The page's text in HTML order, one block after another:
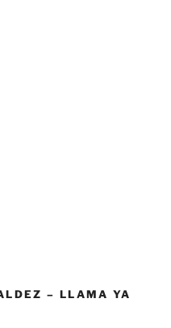
– LLAMA YA